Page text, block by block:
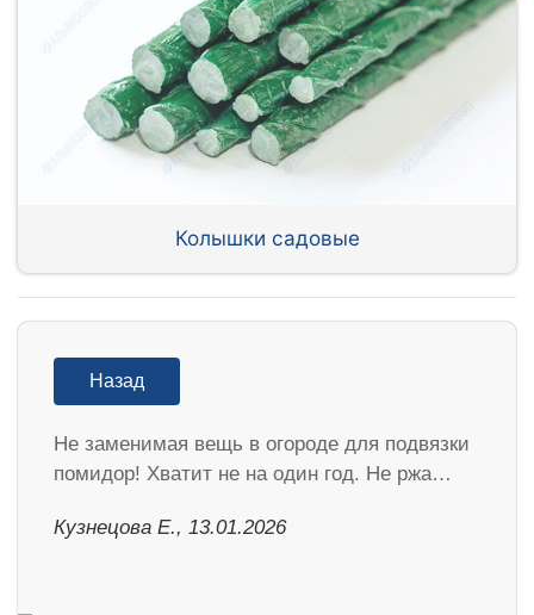
Колышки садовые
Назад
Не заменимая вещь в огороде для подвязки
помидор! Хватит не на один год. Не ржа…
Кузнецова Е., 13.01.2026